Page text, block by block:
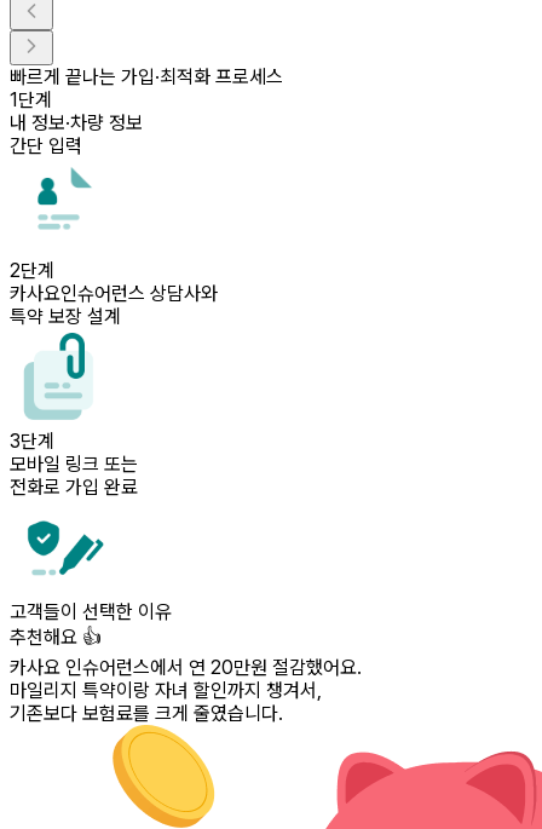
빠르게 끝나는 가입·최적화 프로세스
1단계
내 정보·차량 정보
간단 입력
2단계
카사요인슈어런스 상담사와
특약 보장 설계
3단계
모바일 링크 또는
전화로 가입 완료
고객들이 선택한 이유
추천해요 👍
카사요 인슈어런스에서 연 20만원 절감했어요.
마일리지 특약이랑 자녀 할인까지 챙겨서,
기존보다 보험료를 크게 줄였습니다.